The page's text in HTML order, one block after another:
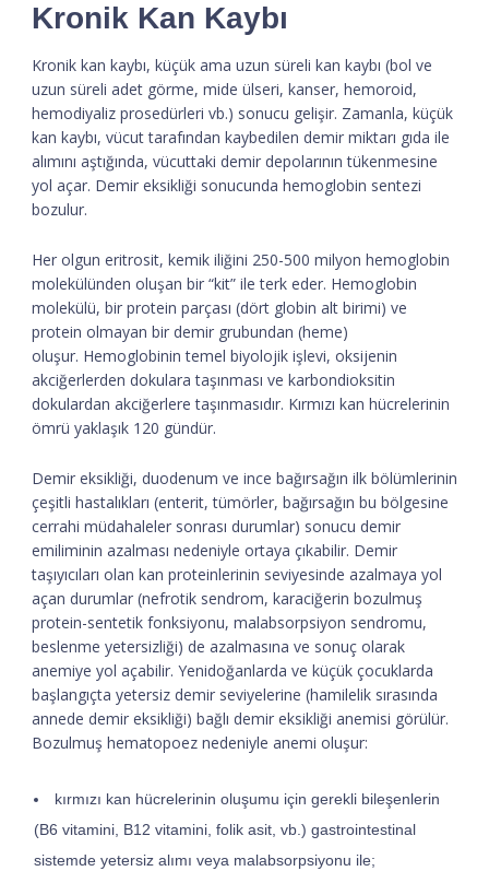
Kronik Kan Kaybı
Kronik kan kaybı, küçük ama uzun süreli kan kaybı (bol ve
uzun süreli adet görme, mide ülseri, kanser, hemoroid,
hemodiyaliz prosedürleri vb.) sonucu gelişir. Zamanla, küçük
kan kaybı, vücut tarafından kaybedilen demir miktarı gıda ile
alımını aştığında, vücuttaki demir depolarının tükenmesine
yol açar. Demir eksikliği sonucunda hemoglobin sentezi
bozulur.
Her olgun eritrosit, kemik iliğini 250-500 milyon hemoglobin
molekülünden oluşan bir “kit” ile terk eder. Hemoglobin
molekülü, bir protein parçası (dört globin alt birimi) ve
protein olmayan bir demir grubundan (heme)
oluşur. Hemoglobinin temel biyolojik işlevi, oksijenin
akciğerlerden dokulara taşınması ve karbondioksitin
dokulardan akciğerlere taşınmasıdır. Kırmızı kan hücrelerinin
ömrü yaklaşık 120 gündür.
Demir eksikliği, duodenum ve ince bağırsağın ilk bölümlerinin
çeşitli hastalıkları (enterit, tümörler, bağırsağın bu bölgesine
cerrahi müdahaleler sonrası durumlar) sonucu demir
emiliminin azalması nedeniyle ortaya çıkabilir. Demir
taşıyıcıları olan kan proteinlerinin seviyesinde azalmaya yol
açan durumlar (nefrotik sendrom, karaciğerin bozulmuş
protein-sentetik fonksiyonu, malabsorpsiyon sendromu,
beslenme yetersizliği) de azalmasına ve sonuç olarak
anemiye yol açabilir. Yenidoğanlarda ve küçük çocuklarda
başlangıçta yetersiz demir seviyelerine (hamilelik sırasında
annede demir eksikliği) bağlı demir eksikliği anemisi görülür.
Bozulmuş hematopoez nedeniyle anemi oluşur:
kırmızı kan hücrelerinin oluşumu için gerekli bileşenlerin
(B6 vitamini, B12 vitamini, folik asit, vb.) gastrointestinal
sistemde yetersiz alımı veya malabsorpsiyonu ile;